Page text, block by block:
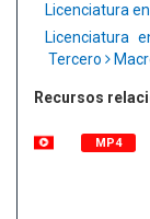
Licenciatura
Licenciatura
Tercero
Recursos
MP4